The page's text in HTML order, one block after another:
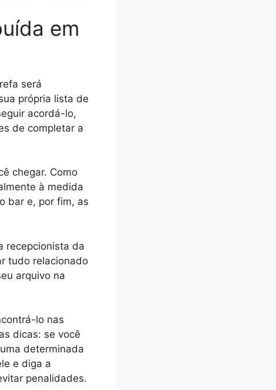
em
será
própria lista de
acordá-lo,
de completar a
chegar. Como
à medida
bar e, por fim, as
recepcionista da
tudo relacionado
arquivo na
lo nas
dicas: se você
determinada
e diga a
penalidades.